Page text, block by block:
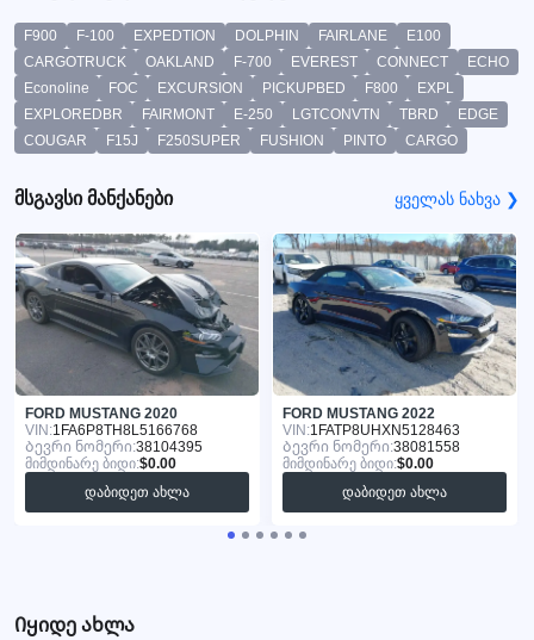
F900 F-100 EXPEDTION DOLPHIN FAIRLANE
E100
CARGOTRUCK
OAKLAND F-700 EVEREST CONNECT
ECHO
Econoline
FOC EXCURSION PICKUPBED F800
EXPL
EXPLOREDBR
FAIRMONT E-250 LGTCONVTN TBRD
EDGE
COUGAR
F15J F250SUPER FUSHION PINTO CARGO
მსგავსი მანქანები ყველას ნახვა ❯
FORD MUSTANG 2020
VIN:1FA6P8TH8L5166768
Ბევრი ნომერი:38104395
მიმდინარე ბიდი:$0.00
დაბიდეთ ახლა
FORD MUSTANG 2022
VIN:1FATP8UHXN5128463
Ბევრი ნომერი:38081558
მიმდინარე ბიდი:$0.00
დაბიდეთ ახლა
Იყიდე ახლა